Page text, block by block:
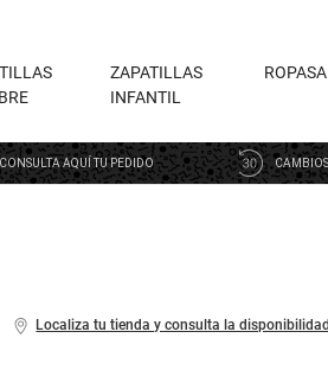
ZAPATILLAS
INFANTIL
ROPA
CONSULTA AQUÍ TU PEDIDO
Localiza tu tienda y consulta la